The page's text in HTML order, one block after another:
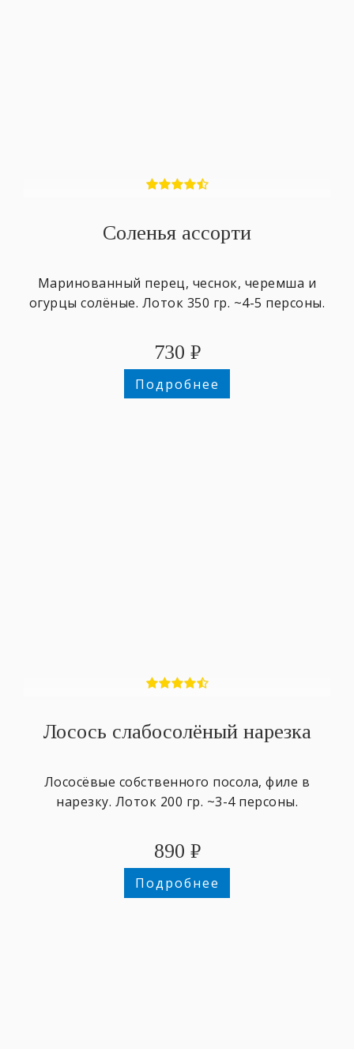
Соленья ассорти
Маринованный перец, чеснок, черемша и
огурцы солёные. Лоток 350 гр. ~4-5 персоны.
730 ₽
Подробнее
Лосось слабосолёный нарезка
Лососёвые собственного посола, филе в
нарезку. Лоток 200 гр. ~3-4 персоны.
890 ₽
Подробнее